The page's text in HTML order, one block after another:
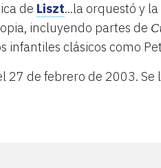
de Liszt...la orquestó y
incluyendo partes de
clásicos como
de febrero de 2003. Se